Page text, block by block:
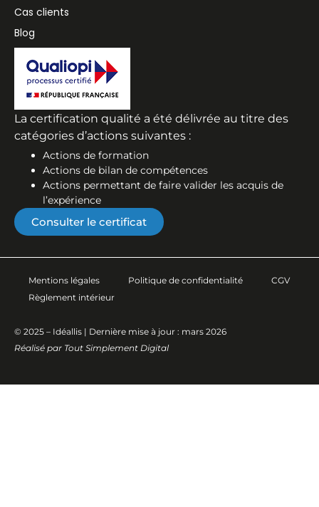
Cas clients
Blog
La certification qualité a été délivrée au titre des
catégories d’actions suivantes :
Actions de formation
Actions de bilan de compétences
Actions permettant de faire valider les acquis de
l’expérience
Consulter le certificat
© 2025 – Idéallis | Dernière mise à jour : mars 2026
Réalisé par Tout Simplement Digital
Mentions légales Politique de confidentialité
CGV
Règlement intérieur